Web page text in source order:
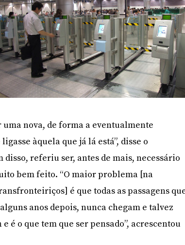
nova, de forma a eventualmente
àquela que já lá está”, disse o
disso, referiu ser, antes de mais, necessário
bem feito. “O maior problema [na
é que todas as passagens
anos depois, nunca chegam e talvez
é o que tem que ser pensado”, acrescentou